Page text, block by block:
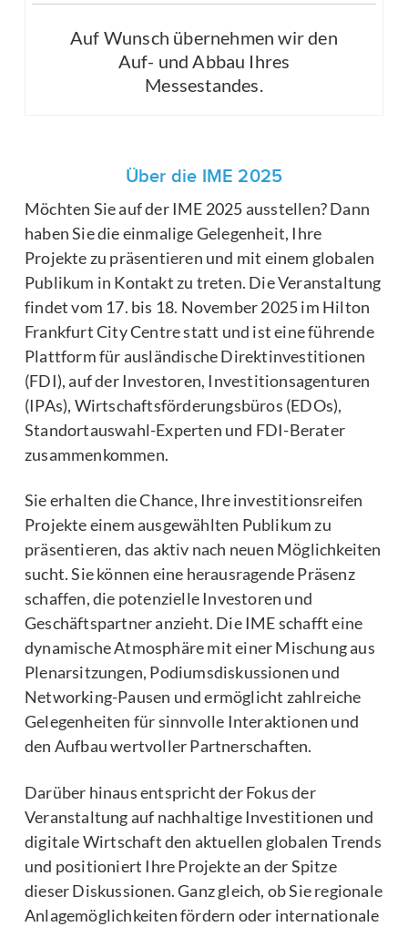
Auf Wunsch übernehmen wir den
Auf- und Abbau Ihres
Messestandes.
Über die IME 2025
Möchten Sie auf der IME 2025 ausstellen? Dann
haben Sie die einmalige Gelegenheit, Ihre
Projekte zu präsentieren und mit einem globalen
Publikum in Kontakt zu treten. Die Veranstaltung
findet vom 17. bis 18. November 2025 im Hilton
Frankfurt City Centre statt und ist eine führende
Plattform für ausländische Direktinvestitionen
(FDI), auf der Investoren, Investitionsagenturen
(IPAs), Wirtschaftsförderungsbüros (EDOs),
Standortauswahl-Experten und FDI-Berater
zusammenkommen.
Sie erhalten die Chance, Ihre investitionsreifen
Projekte einem ausgewählten Publikum zu
präsentieren, das aktiv nach neuen Möglichkeiten
sucht. Sie können eine herausragende Präsenz
schaffen, die potenzielle Investoren und
Geschäftspartner anzieht. Die IME schafft eine
dynamische Atmosphäre mit einer Mischung aus
Plenarsitzungen, Podiumsdiskussionen und
Networking-Pausen und ermöglicht zahlreiche
Gelegenheiten für sinnvolle Interaktionen und
den Aufbau wertvoller Partnerschaften.
Darüber hinaus entspricht der Fokus der
Veranstaltung auf nachhaltige Investitionen und
digitale Wirtschaft den aktuellen globalen Trends
und positioniert Ihre Projekte an der Spitze
dieser Diskussionen. Ganz gleich, ob Sie regionale
Anlagemöglichkeiten fördern oder internationale